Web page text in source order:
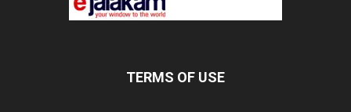
TERMS OF USE